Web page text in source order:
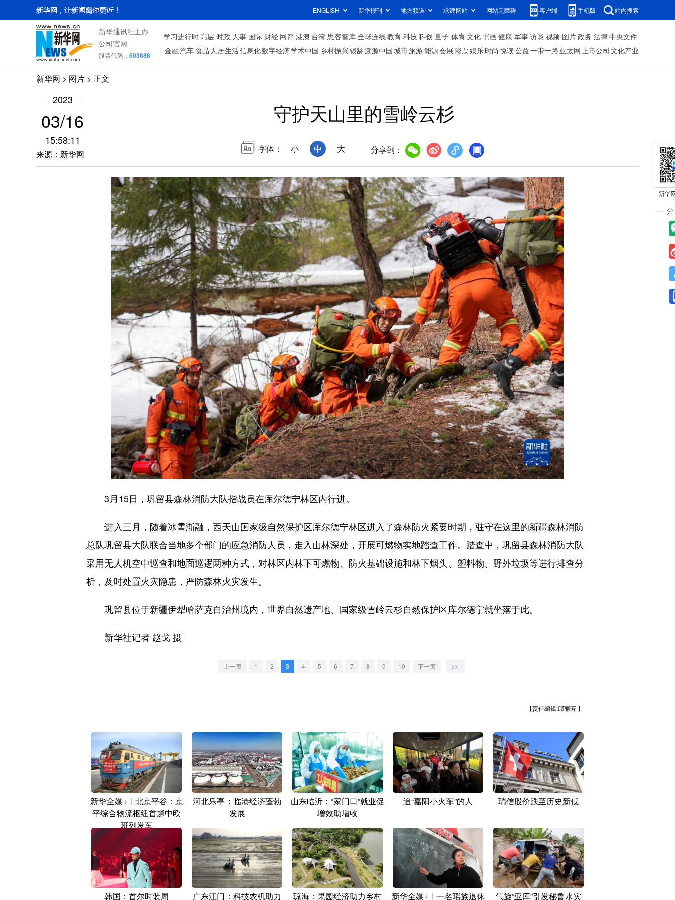
ENGLISH 新华报刊 地方频道 承建网站 网站无障碍 客户端 手机版 站内搜索
新华通讯社主办
公司官网
股票代码： 603888
学习进行时高层 时政 人事 国际 财经 网评 港澳 台湾 思客智库 全球连线教育 科技科创 量子 体育文化 书画健康 军事访谈 视频 图片政务 法律中央文件
金融汽车食品 人居生活信息化数字经济学术中国 乡村振兴银龄溯源中国城市旅游能源会展彩票娱乐时尚 悦读公益一带一路 亚太网上市公司 文化产业
新华网 > 图片 > 正文
2023
03/16
15:58:11
来源：新华网
守护天山里的雪岭云杉
字体： 小 中 大 分享到：
3月15日，巩留县森林消防大队指战员在库尔德宁林区内行进。
进入三月，随着冰雪渐融，西天山国家级自然保护区库尔德宁林区进入了森林防火紧要时期，驻守在这里的新疆森林消防
总队巩留县大队联合当地多个部门的应急消防人员，走入山林深处，开展可燃物实地踏查工作。踏查中，巩留县森林消防大队
采用无人机空中巡查和地面巡逻两种方式，对林区内林下可燃物、防火基础设施和林下烟头、塑料物、野外垃圾等进行排查分
析，及时处置火灾隐患，严防森林火灾发生。
巩留县位于新疆伊犁哈萨克自治州境内，世界自然遗产地、国家级雪岭云杉自然保护区库尔德宁就坐落于此。
新华社记者 赵戈 摄
上一页 1 2 3 4 5 6 7 8 9 10 下一页 >>|
【责任编辑:邱丽芳 】
新华全媒+丨北京平谷：京
平综合物流枢纽首趟中欧
班列发车
河北乐亭：临港经济蓬勃
发展
山东临沂：“家门口”就业促
增效助增收
追“嘉阳小火车”的人 瑞信股价跌至历史新低
韩国：首尔时装周 广东江门：科技农机助力 琼海：果园经济助力乡村 新华全媒+丨一名瑶族退休 气旋“亚库”引发秘鲁水灾